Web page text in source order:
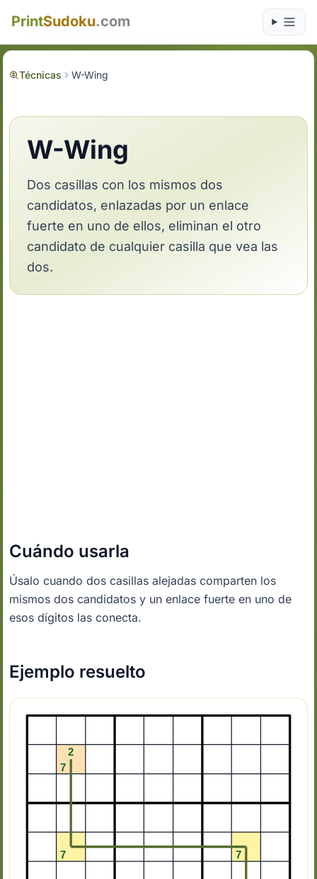
PrintSudoku.com
Técnicas W-Wing
W-Wing
Dos casillas con los mismos dos
candidatos, enlazadas por un enlace
fuerte en uno de ellos, eliminan el otro
candidato de cualquier casilla que vea las
dos.
Cuándo usarla
Úsalo cuando dos casillas alejadas comparten los
mismos dos candidatos y un enlace fuerte en uno de
esos dígitos las conecta.
Ejemplo resuelto